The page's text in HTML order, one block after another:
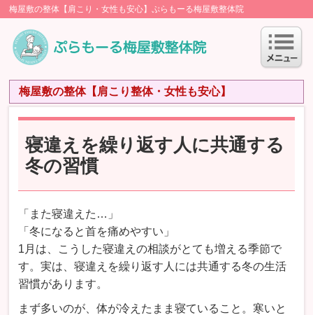
梅屋敷の整体【肩こり・女性も安心】ぷらもーる梅屋敷整体院
梅屋敷の整体【肩こり整体・女性も安心】
寝違えを繰り返す人に共通する
冬の習慣
「また寝違えた…」
「冬になると首を痛めやすい」
1月は、こうした寝違えの相談がとても増える季節で
す。実は、寝違えを繰り返す人には共通する冬の生活
習慣があります。
まず多いのが、体が冷えたまま寝ていること。寒いと